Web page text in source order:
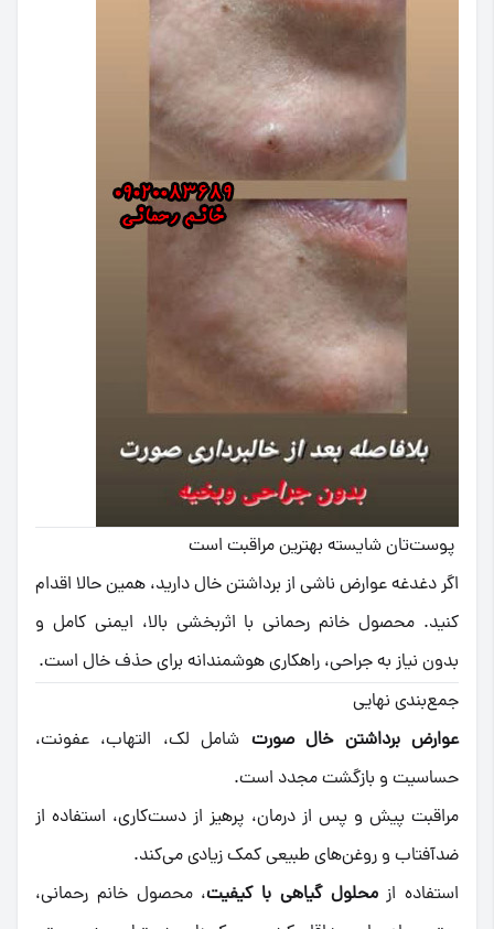
پوست‌تان شایسته بهترین مراقبت است
اگر دغدغه عوارض ناشی از برداشتن خال دارید، همین حالا اقدام
کنید. محصول خانم رحمانی با اثربخشی بالا، ایمنی کامل و
بدون نیاز به جراحی، راهکاری هوشمندانه برای حذف خال است.
جمع‌بندی نهایی
عوارض برداشتن خال صورت شامل لک، التهاب، عفونت،
حساسیت و بازگشت مجدد است.
مراقبت پیش و پس از درمان، پرهیز از دست‌کاری، استفاده از
ضدآفتاب و روغن‌های طبیعی کمک زیادی می‌کند.
استفاده ازمحلول گیاهی با کیفیت، محصول خانم رحمانی،